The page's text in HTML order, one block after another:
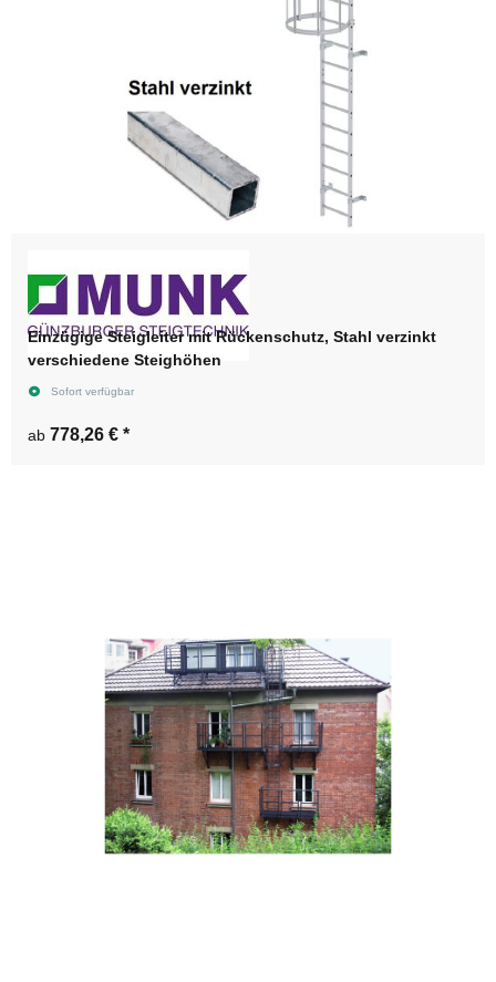
Einzügige Steigleiter mit Rückenschutz, Stahl verzinkt
verschiedene Steighöhen
Sofort verfügbar
ab 778,26 € *